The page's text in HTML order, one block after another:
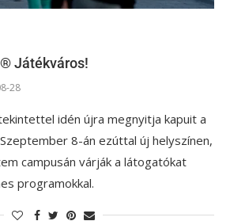
Játékváros!
28
idén újra megnyitja kapuit a
8-án ezúttal új helyszínen,
campusán várják a látogatókat
programokkal.